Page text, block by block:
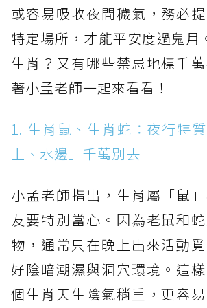
或容易吸收夜間穢氣，務必
特定場所，才能平安度過鬼月
生肖？又有哪些禁忌地標千
著小孟老師一起來看看！
1. 生肖鼠、生肖蛇：夜行特
上、水邊」千萬別去
小孟老師指出，生肖屬「鼠
友要特別當心。因為老鼠和
物，通常只在晚上出來活動
好陰暗潮濕與洞穴環境。這
個生肖天生陰氣稍重，更容